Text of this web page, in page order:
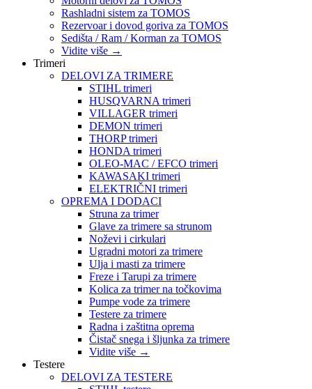
Rashladni sistem za TOMOS
Rezervoar i dovod goriva za TOMOS
Sedišta / Ram / Korman za TOMOS
Vidite više →
Trimeri
DELOVI ZA TRIMERE
STIHL trimeri
HUSQVARNA trimeri
VILLAGER trimeri
DEMON trimeri
THORP trimeri
HONDA trimeri
OLEO-MAC / EFCO trimeri
KAWASAKI trimeri
ELEKTRIČNI trimeri
OPREMA I DODACI
Struna za trimer
Glave za trimere sa strunom
Noževi i cirkulari
Ugradni motori za trimere
Ulja i masti za trimere
Freze i Tarupi za trimere
Kolica za trimer na točkovima
Pumpe vode za trimere
Testere za trimere
Radna i zaštitna oprema
Čistač snega i šljunka za trimere
Vidite više →
Testere
DELOVI ZA TESTERE